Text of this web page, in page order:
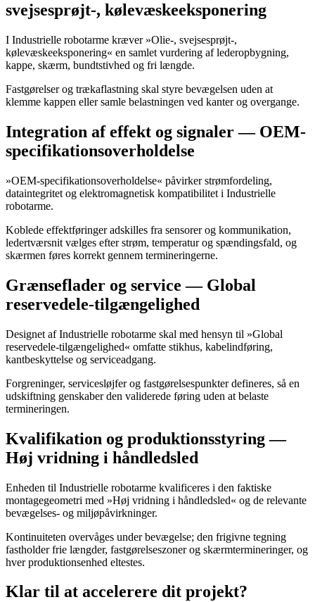
svejsesprøjt-, kølevæskeeksponering
I Industrielle robotarme kræver »Olie-, svejsesprøjt-,
kølevæskeeksponering« en samlet vurdering af lederopbygning,
kappe, skærm, bundtstivhed og fri længde.
Fastgørelser og trækaflastning skal styre bevægelsen uden at
klemme kappen eller samle belastningen ved kanter og overgange.
Integration af effekt og signaler — OEM-
specifikationsoverholdelse
»OEM-specifikationsoverholdelse« påvirker strømfordeling,
dataintegritet og elektromagnetisk kompatibilitet i Industrielle
robotarme.
Koblede effektføringer adskilles fra sensorer og kommunikation,
ledertværsnit vælges efter strøm, temperatur og spændingsfald, og
skærmen føres korrekt gennem termineringerne.
Grænseflader og service — Global
reservedele-tilgængelighed
Designet af Industrielle robotarme skal med hensyn til »Global
reservedele-tilgængelighed« omfatte stikhus, kabelindføring,
kantbeskyttelse og serviceadgang.
Forgreninger, servicesløjfer og fastgørelsespunkter defineres, så en
udskiftning genskaber den validerede føring uden at belaste
termineringen.
Kvalifikation og produktionsstyring —
Høj vridning i håndledsled
Enheden til Industrielle robotarme kvalificeres i den faktiske
montagegeometri med »Høj vridning i håndledsled« og de relevante
bevægelses- og miljøpåvirkninger.
Kontinuiteten overvåges under bevægelse; den frigivne tegning
fastholder frie længder, fastgørelseszoner og skærmtermineringer, og
hver produktionsenhed eltestes.
Klar til at accelerere dit projekt?